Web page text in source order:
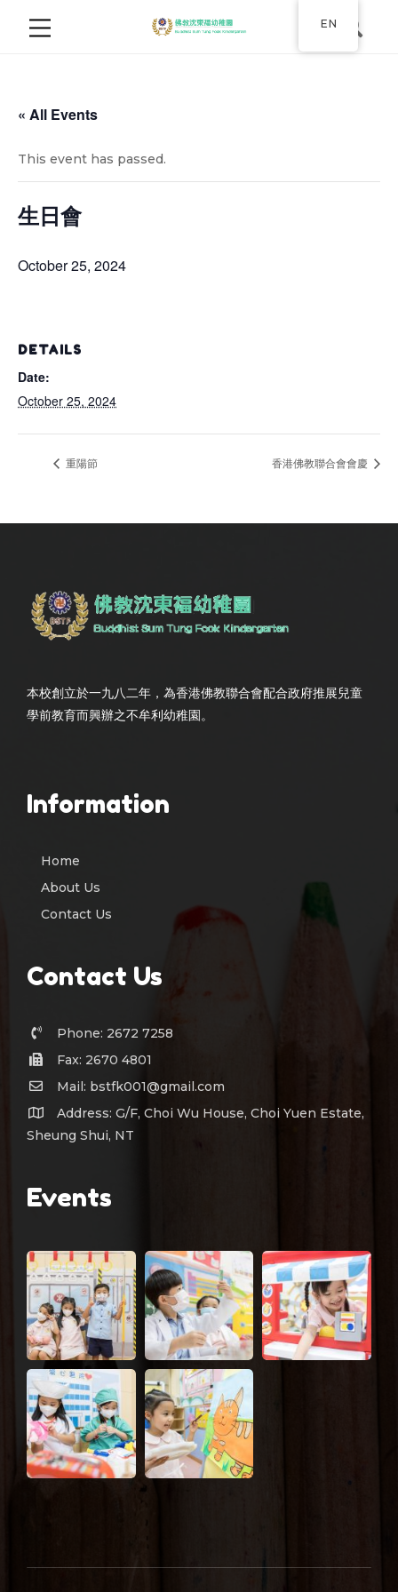
« All Events
This event has passed.
生日會
October 25, 2024
DETAILS
Date:
October 25, 2024
重陽節 香港佛教聯合會會慶
本校創立於一九八二年，為香港佛教聯合會配合政府推展兒童
學前教育而興辦之不牟利幼稚園。
Information
Home
About Us
Contact Us
Contact Us
Phone: 2672 7258
Fax: 2670 4801
Mail: bstfk001@gmail.com
Address: G/F, Choi Wu House, Choi Yuen Estate,
Sheung Shui, NT
Events
EN